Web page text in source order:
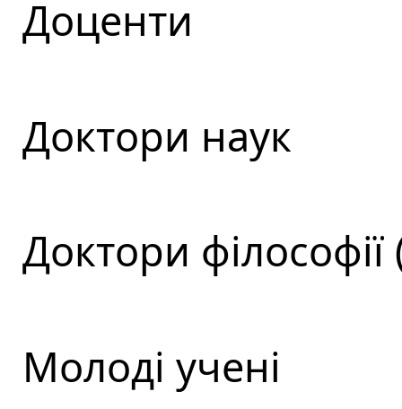
Доценти
Доктори наук
Доктори
Молоді учені